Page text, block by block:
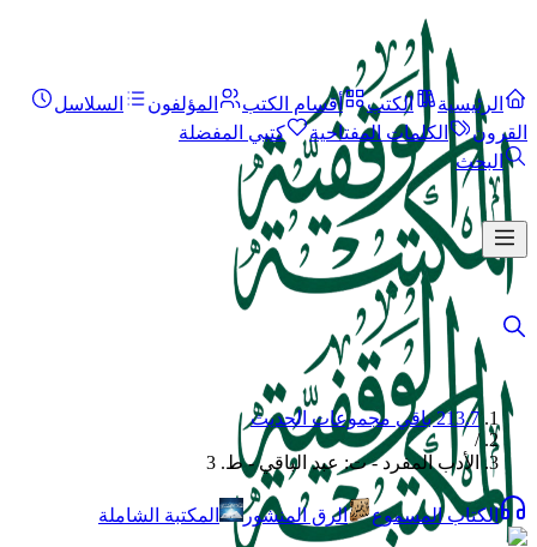
الرئيسية الكتب أقسام الكتب المؤلفون
السلاسل
القرون
الكلمات المفتاحية
كتبي المفضلة
البحث
213.7 باقي مجموعات الحديث
/
الأدب المفرد - ت: عبد الباقي - ط. 3
الكتاب المسموع الرق المنشور المكتبة الشاملة